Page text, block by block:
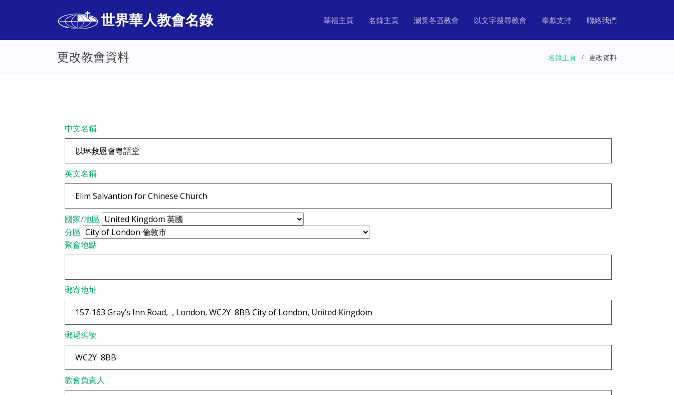
世界華人教會名錄 華福主頁 名錄主頁 瀏覽各區教會 以文字搜尋教會 奉獻支持 聯絡我們
更改教會資料 名錄主頁 更改資料
中文名稱
英文名稱
國家/地區
分區
聚會地點
郵寄地址
郵遞編號
教會負責人